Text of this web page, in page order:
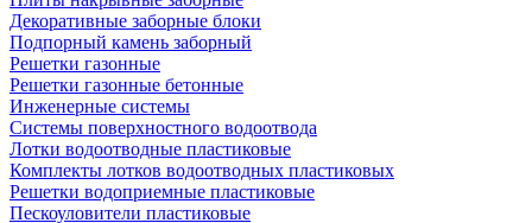
Декоративные заборные блоки
Подпорный камень заборный
Решетки газонные
Решетки газонные бетонные
Инженерные системы
Системы поверхностного водоотвода
Лотки водоотводные пластиковые
Комплекты лотков водоотводных пластиковых
Решетки водоприемные пластиковые
Пескоуловители пластиковые